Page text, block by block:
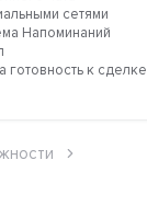
сетями
Напоминаний
готовность к сделке